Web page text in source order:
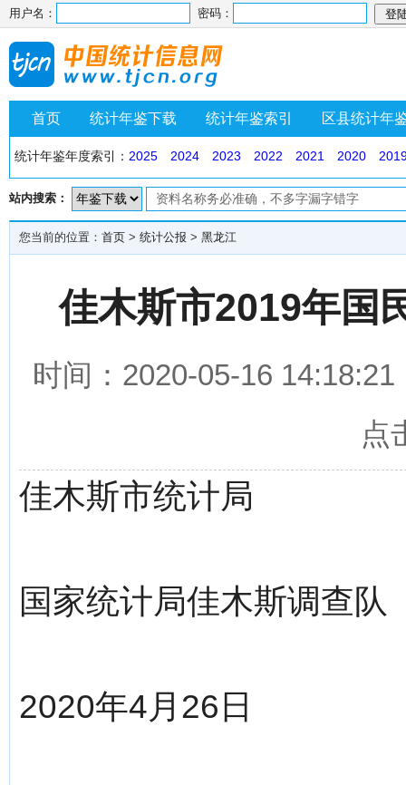
用户名： 密码：
首页 统计年鉴下载 统计年鉴索引 区县统计年
统计年鉴年度索引： 2025 2024 2023 2022 2021 2020
站内搜索：
您当前的位置： 首页 > 统计公报 > 黑龙江
佳木斯市2019年国
时间：2020-05-16
点
佳木斯市统计局
国家统计局佳木斯调查队
2020年4月26日